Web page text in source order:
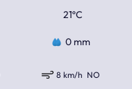
21ºC
0 mm
8 km/h NO